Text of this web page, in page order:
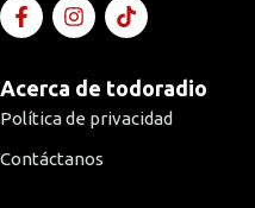
Acerca de todoradio
Política de privacidad
Contáctanos